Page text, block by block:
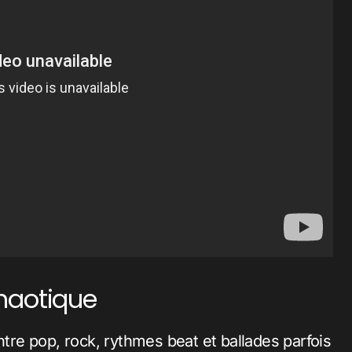
pop, rock, rythmes beat et ballades parfois